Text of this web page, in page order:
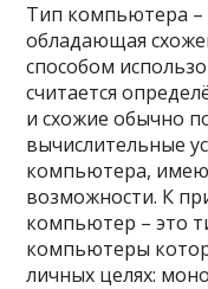
Тип компьютера –
обладающая
способом
считается
и схожие обычно
вычислительные
компьютера,
возможности. К
компьютер – это
компьютеры
личных целях: